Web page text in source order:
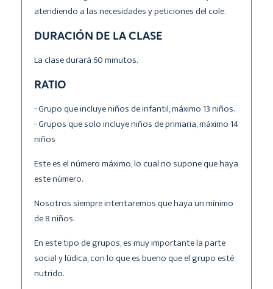
atendiendo a las necesidades y peticiones del cole.
DURACIÓN DE LA CLASE
La clase durará 60 minutos.
RATIO
- Grupo que incluye niños de infantil, máximo 13 niños.
- Grupos que solo incluye niños de primaria, máximo 14
niños
Este es el número máximo, lo cual no supone que haya
este número.
Nosotros siempre intentaremos que haya un mínimo
de 8 niños.
En este tipo de grupos, es muy importante la parte
social y lúdica, con lo que es bueno que el grupo esté
nutrido.